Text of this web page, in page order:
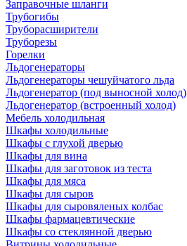
Заправочные шланги
Трубогибы
Труборасширители
Труборезы
Горелки
Льдогенераторы
Льдогенераторы чешуйчатого льда
Льдогенератор (под выносной холод)
Льдогенератор (встроенный холод)
Мебель холодильная
Шкафы холодильные
Шкафы с глухой дверью
Шкафы для вина
Шкафы для заготовок из теста
Шкафы для мяса
Шкафы для сыров
Шкафы для сыровяленых колбас
Шкафы фармацевтические
Шкафы со стеклянной дверью